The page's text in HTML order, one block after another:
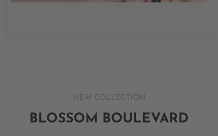
NEW COLLECTION
BLOSSOM BOULEVARD